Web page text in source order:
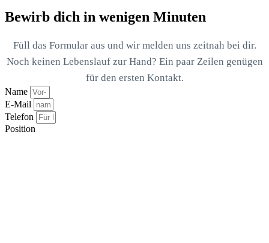
Bewirb dich in wenigen Minuten
Füll das Formular aus und wir melden uns zeitnah bei dir.
Noch keinen Lebenslauf zur Hand? Ein paar Zeilen genügen
für den ersten Kontakt.
Name
E-Mail
Telefon
Position